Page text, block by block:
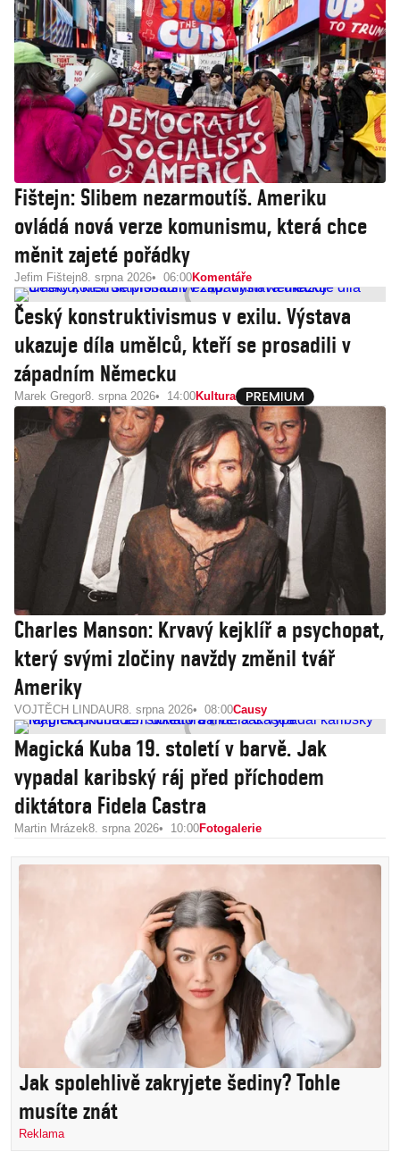
Fištejn: Slibem nezarmoutíš. Ameriku
ovládá nová verze komunismu, která chce
měnit zajeté pořádky
Jefim Fištejn8. srpna 2026 06:00Komentáře
Český konstruktivismus v exilu. Výstava
ukazuje díla umělců, kteří se prosadili v
západním Německu
Marek Gregor8. srpna 2026 14:00Kultura
Charles Manson: Krvavý kejklíř a psychopat,
který svými zločiny navždy změnil tvář
Ameriky
VOJTĚCH LINDAUR8. srpna 2026 08:00Causy
Magická Kuba 19. století v barvě. Jak
vypadal karibský ráj před příchodem
diktátora Fidela Castra
Martin Mrázek8. srpna 2026 10:00Fotogalerie
Jak spolehlivě zakryjete šediny? Tohle
musíte znát
Reklama